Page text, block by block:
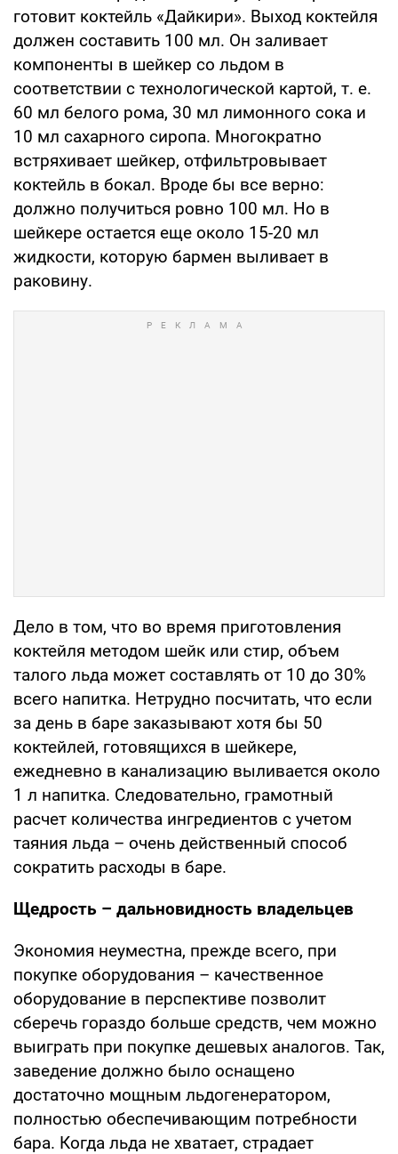
готовит коктейль «Дайкири». Выход коктейля
должен составить 100 мл. Он заливает
компоненты в шейкер со льдом в
соответствии с технологической картой, т. е.
60 мл белого рома, 30 мл лимонного сока и
10 мл сахарного сиропа. Многократно
встряхивает шейкер, отфильтровывает
коктейль в бокал. Вроде бы все верно:
должно получиться ровно 100 мл. Но в
шейкере остается еще около 15-20 мл
жидкости, которую бармен выливает в
раковину.
Дело в том, что во время приготовления
коктейля методом шейк или стир, объем
талого льда может составлять от 10 до 30%
всего напитка. Нетрудно посчитать, что если
за день в баре заказывают хотя бы 50
коктейлей, готовящихся в шейкере,
ежедневно в канализацию выливается около
1 л напитка. Следовательно, грамотный
расчет количества ингредиентов с учетом
таяния льда – очень действенный способ
сократить расходы в баре.
Щедрость – дальновидность владельцев
Экономия неуместна, прежде всего, при
покупке оборудования – качественное
оборудование в перспективе позволит
сберечь гораздо больше средств, чем можно
выиграть при покупке дешевых аналогов. Так,
заведение должно было оснащено
достаточно мощным льдогенератором,
полностью обеспечивающим потребности
бара. Когда льда не хватает, страдает